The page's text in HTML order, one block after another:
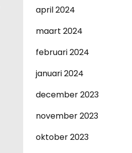
april 2024
maart 2024
februari 2024
januari 2024
december 2023
november 2023
oktober 2023